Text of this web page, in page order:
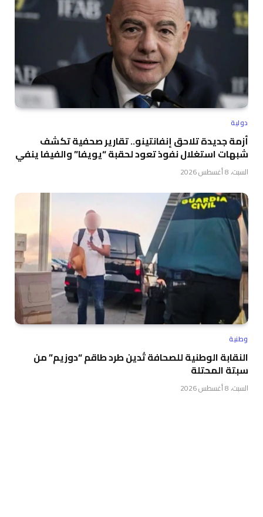
دولية
أزمة جديدة تلاحق إنفانتينو.. تقارير صحفية تكشف
شبهات استغلال نفوذ تعود لحقبة “يويفا” والفيفا ينفي
السبت، 8 أغسطس 2026
وطنية
النقابة الوطنية للصحافة تُدين طرد طاقم “دوزيم” من
سبتة المحتلة
السبت، 8 أغسطس 2026